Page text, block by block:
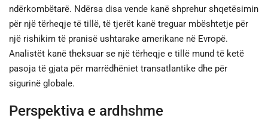
ndërkombëtarë. Ndërsa disa vende kanë shprehur shqetësimin
për një tërheqje të tillë, të tjerët kanë treguar mbështetje për
një rishikim të pranisë ushtarake amerikane në Evropë.
Analistët kanë theksuar se një tërheqje e tillë mund të ketë
pasoja të gjata për marrëdhëniet transatlantike dhe për
sigurinë globale.
Perspektiva e ardhshme